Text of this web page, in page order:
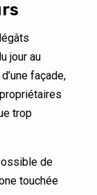
jour au
façade,
trop
de
touchée